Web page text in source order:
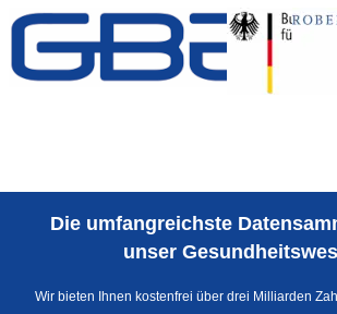
Zum Inhalt
Sprachumschaltung
Die umfangreichste
unser
Wir bieten Ihnen kostenfrei über drei Milliarden